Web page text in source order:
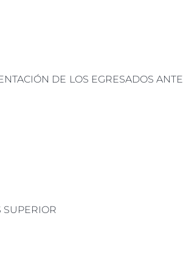
DE LOS EGRESADOS ANTE
SUPERIOR